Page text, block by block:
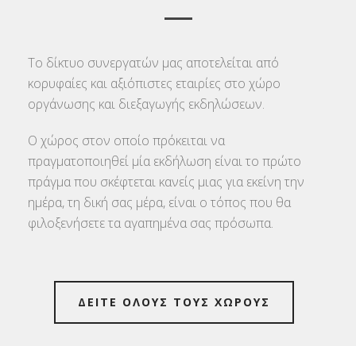
Το δίκτυο συνεργατών μας αποτελείται από
κορυφαίες και αξιόπιστες εταιρίες στο χώρο
οργάνωσης και διεξαγωγής εκδηλώσεων.
Ο χώρος στον οποίο πρόκειται να
πραγματοποιηθεί μία εκδήλωση είναι το πρώτο
πράγμα που σκέφτεται κανείς μιας για εκείνη την
ημέρα, τη δική σας μέρα, είναι ο τόπος που θα
φιλοξενήσετε τα αγαπημένα σας πρόσωπα.
ΔΕΙΤΕ ΟΛΟΥΣ ΤΟΥΣ ΧΩΡΟΥΣ